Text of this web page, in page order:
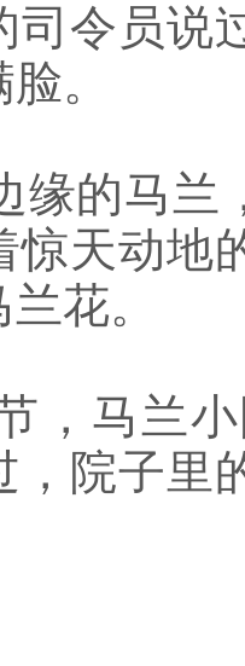
司令员说
。
的马兰
惊天动地
花。
马兰小
，院子里